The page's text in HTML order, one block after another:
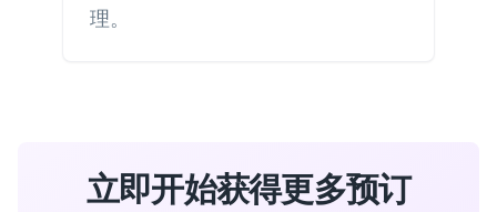
理。
立即开始获得更多预订